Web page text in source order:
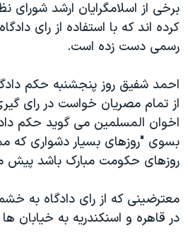
برخی از اسلامگرایان ارشد شورای
کرده اند که با استفاده از رای
رسمی دست زده است.
احمد شفیق روز پنجشنبه حکم
از تمام مصریان خواست در رای
اخوان المسلمین می گوید حکم
بسوی "روزهای بسیار دشواری که
روزهای حکومت مبارک باشد پیش
معترضینی که از رای دادگاه به
در قاهره و اسنکندریه به خیابان